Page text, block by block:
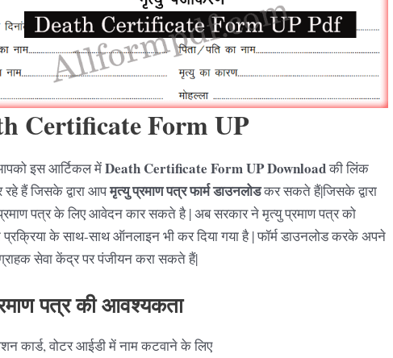
Certificate Form UP
इस आर्टिकल मेंDeath Certificate Form UP Downloadकी लिंक
रहे हैं जिसके द्वारा आपमृत्युप्रमाण पत्र फार्म डाउनलोडकर सकते हैं|जिसके द्वारा
पत्र के लिए आवेदन कार सकते है | अब सरकार ने मृत्यु प्रमाण पत्र को
के साथ-साथ ऑनलाइन भी कर दिया गया है | फॉर्म डाउनलोड करके अपने
सेवा केंद्र पर पंजीयन करा सकते हैं|
पत्र की आवश्यकता
कार्ड, वोटर आईडी में नाम कटवाने के लिए